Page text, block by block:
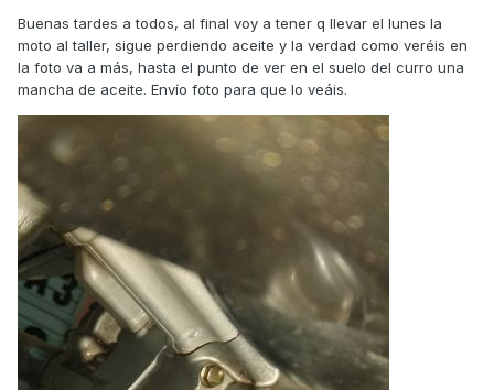
Buenas tardes a todos, al final voy a tener q llevar el lunes la
moto al taller, sigue perdiendo aceite y la verdad como veréis en
la foto va a más, hasta el punto de ver en el suelo del curro una
mancha de aceite. Envío foto para que lo veáis.